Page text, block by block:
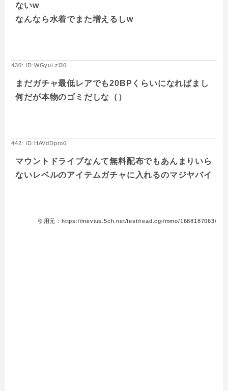
ないw
なんなら水着でまた増えるしw
430: ID:WGyuLzl30
まだガチャ最低レアでも20BPくらいになればまし
何だが本物のゴミだしな（）
442: ID:HAVdDpro0
マウントドライブなんて無料配布でもあんまりいら
ないレベルのアイテムガチャに入れるのマジヤバイ
引用元：https://mevius.5ch.net/test/read.cgi/mmo/1688187063/